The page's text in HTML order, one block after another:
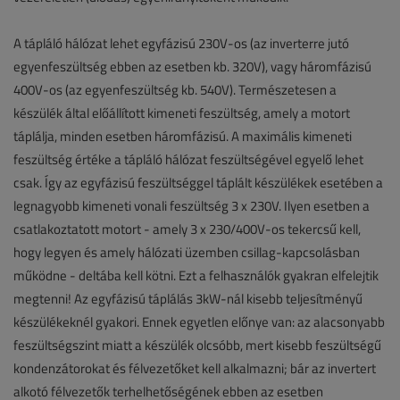
A tápláló hálózat lehet egyfázisú 230V-os (az inverterre jutó
egyenfeszültség ebben az esetben kb. 320V), vagy háromfázisú
400V-os (az egyenfeszültség kb. 540V). Természetesen a
készülék által előállított kimeneti feszültség, amely a motort
táplálja, minden esetben háromfázisú. A maximális kimeneti
feszültség értéke a tápláló hálózat feszültségével egyelő lehet
csak. Így az egyfázisú feszültséggel táplált készülékek esetében a
legnagyobb kimeneti vonali feszültség 3 x 230V. Ilyen esetben a
csatlakoztatott motort - amely 3 x 230/400V-os tekercsű kell,
hogy legyen és amely hálózati üzemben csillag-kapcsolásban
működne - deltába kell kötni. Ezt a felhasználók gyakran elfelejtik
megtenni! Az egyfázisú táplálás 3kW-nál kisebb teljesítményű
készülékeknél gyakori. Ennek egyetlen előnye van: az alacsonyabb
feszültségszint miatt a készülék olcsóbb, mert kisebb feszültségű
kondenzátorokat és félvezetőket kell alkalmazni; bár az invertert
alkotó félvezetők terhelhetőségének ebben az esetben